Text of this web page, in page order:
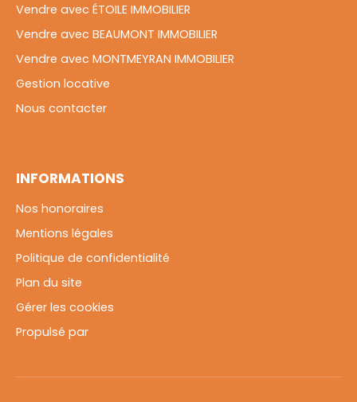
Vendre avec ÉTOILE IMMOBILIER
Vendre avec BEAUMONT IMMOBILIER
Vendre avec MONTMEYRAN IMMOBILIER
Gestion locative
Nous contacter
INFORMATIONS
Nos honoraires
Mentions légales
Politique de confidentialité
Plan du site
Gérer les cookies
Propulsé par